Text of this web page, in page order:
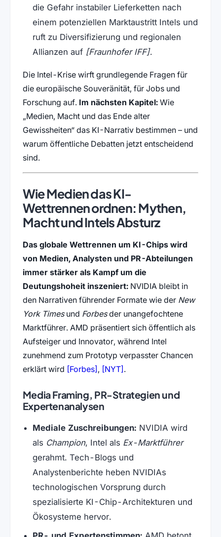
die Gefahr instabiler Lieferketten nach
einem potenziellen Marktaustritt Intels und
ruft zu Diversifizierung und regionalen
Allianzen auf [Fraunhofer IFF].
Die Intel-Krise wirft grundlegende Fragen für
die europäische Souveränität, für Jobs und
Forschung auf. Im nächsten Kapitel:Wie
„Medien, Macht und das Ende alter
Gewissheiten“ das KI-Narrativ bestimmen – und
warum öffentliche Debatten jetzt entscheidend
sind.
Wie Medien das KI-
Wettrennen ordnen: Mythen,
Macht und Intels Absturz
Das globale Wettrennen um KI-Chips wird
von Medien, Analysten und PR-Abteilungen
immer stärker als Kampf um die
Deutungshoheit inszeniert:NVIDIA bleibt in
den Narrativen führender Formate wie der New
York Timesund Forbesder unangefochtene
Marktführer. AMD präsentiert sich öffentlich als
Aufsteiger und Innovator, während Intel
zunehmend zum Prototyp verpasster Chancen
erklärt wird [Forbes] (öffnet in neuem Tab)
, [NYT].
Media Framing, PR-Strategien und
Expertenanalysen
Mediale Zuschreibungen: NVIDIA wird
als Champion, Intel als Ex-Marktführer
gerahmt. Tech-Blogs und
Analystenberichte heben NVIDIAs
technologischen Vorsprung durch
spezialisierte KI-Chip-Architekturen und
Ökosysteme hervor.